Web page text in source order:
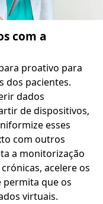
com a
proativo para
dos pacientes.
dados
de dispositivos,
esses
com outros
a monitorização
acelere os
permita que os
virtuais.